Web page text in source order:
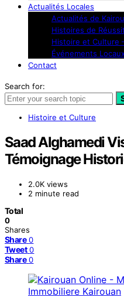
Actualités Locales
Actualités de
Histoires de
Histoire et Culture
Événements
Contact
Search for:
Histoire et Culture
Saad Alghamedi
Témoignage
2.0K views
2 minute read
Total
0
Shares
Share 0
Tweet 0
Share 0